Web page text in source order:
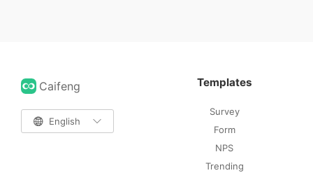
Caifeng
 English 
Templates
Survey
Form
NPS
Trending